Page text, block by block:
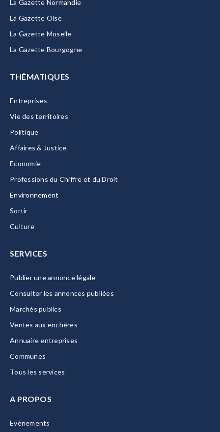
La Gazette Normandie
La Gazette Oise
La Gazette Moselle
La Gazette Bourgogne
THÉMATIQUES
Entreprises
Vie des territoires
Politique
Affaires & Justice
Economie
Professions du Chiffre et du Droit
Environnement
Sortir
Culture
SERVICES
Publier une annonce légale
Consulter les annonces publiées
Marchés publics
Ventes aux enchères
Annuaire entreprises
Communes
Tous les services
A PROPOS
Evénements